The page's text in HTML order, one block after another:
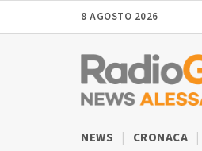
8 AGOSTO 2026
NEWS CRONACA